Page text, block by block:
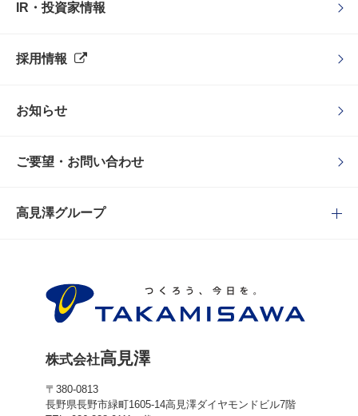
IR・投資家情報
採用情報
お知らせ
ご要望・お問い合わせ
高見澤グループ
株式会社高見澤
〒380-0813
長野県長野市緑町1605-14高見澤ダイヤモンドビル7階